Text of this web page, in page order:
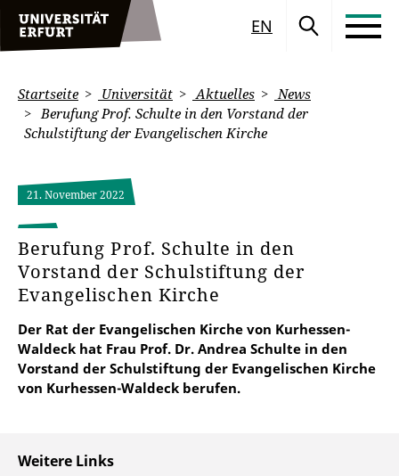
EN
Startseite Universität Aktuelles
News
Berufung Prof. Schulte in den Vorstand der
Schulstiftung der Evangelischen Kirche
21. November 2022
Berufung Prof. Schulte in den
Vorstand der Schulstiftung der
Evangelischen Kirche
Der Rat der Evangelischen Kirche von Kurhessen-
Waldeck hat Frau Prof. Dr. Andrea Schulte in den
Vorstand der Schulstiftung der Evangelischen Kirche
von Kurhessen-Waldeck berufen.
Weitere Links